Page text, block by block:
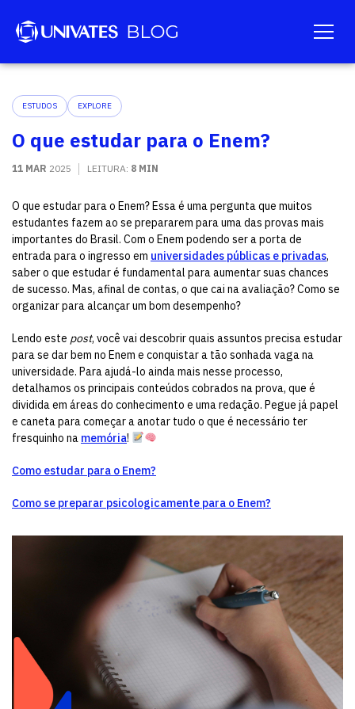
ESTUDOS EXPLORE
O que estudar para o Enem?
11 MAR 2025 LEITURA: 8 MIN
O que estudar para o Enem? Essa é uma pergunta que muitos
estudantes fazem ao se prepararem para uma das provas mais
importantes do Brasil. Com o Enem podendo ser a porta de
entrada para o ingresso em universidades públicas e privadas,
saber o que estudar é fundamental para aumentar suas chances
de sucesso. Mas, afinal de contas, o que cai na avaliação? Como se
organizar para alcançar um bom desempenho?
Lendo este post, você vai descobrir quais assuntos precisa estudar
para se dar bem no Enem e conquistar a tão sonhada vaga na
universidade. Para ajudá-lo ainda mais nesse processo,
detalhamos os principais conteúdos cobrados na prova, que é
dividida em áreas do conhecimento e uma redação. Pegue já papel
e caneta para começar a anotar tudo o que é necessário ter
fresquinho na memória!
Como estudar para o Enem?
Como se preparar psicologicamente para o Enem?